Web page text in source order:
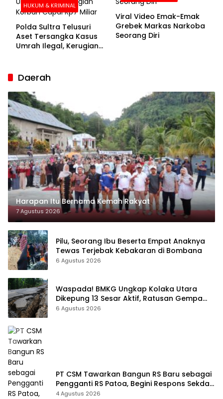
HUKUM & KRIMINAL
Polda Sultra Telusuri
Aset Tersangka Kasus
Umrah Ilegal, Kerugian
Viral Video Emak-Emak
Grebek Markas Narkoba
Seorang Diri
Daerah
Harapan Itu Bernama Kemah Rakyat
7 Agustus 2026
Pilu, Seorang Ibu Beserta Empat Anaknya
Tewas Terjebak Kebakaran di Bombana
6 Agustus 2026
Waspada! BMKG Ungkap Kolaka Utara
Dikepung 13 Sesar Aktif, Ratusan Gempa
Sudah Terekam
6 Agustus 2026
PT CSM Tawarkan Bangun RS Baru sebagai
Pengganti RS Patoa, Begini Respons Sekda
Kolut
4 Agustus 2026